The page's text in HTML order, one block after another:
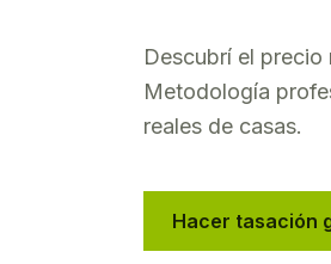
Descubrí el precio
Metodología
reales de casas.
Hacer tasación